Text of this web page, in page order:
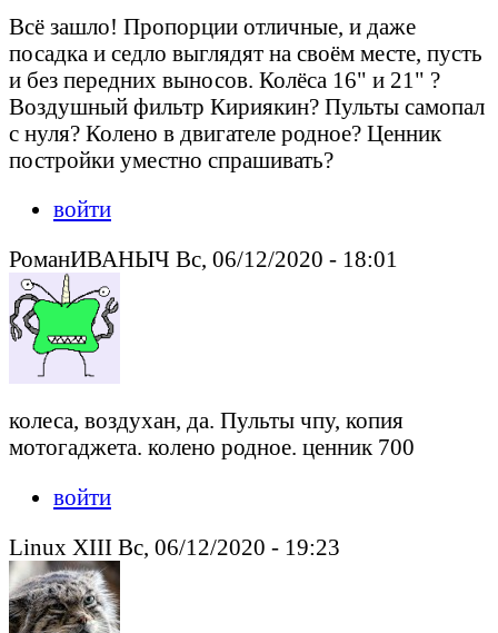
Всё зашло! Пропорции отличные, и даже
посадка и седло выглядят на своём месте, пусть
и без передних выносов. Колёса 16" и 21" ?
Воздушный фильтр Кириякин? Пульты самопал
с нуля? Колено в двигателе родное? Ценник
постройки уместно спрашивать?
войти
РоманИВАНЫЧ Вс, 06/12/2020 - 18:01
колеса, воздухан, да. Пульты чпу, копия
мотогаджета. колено родное. ценник 700
войти
Linux XIII Вс, 06/12/2020 - 19:23